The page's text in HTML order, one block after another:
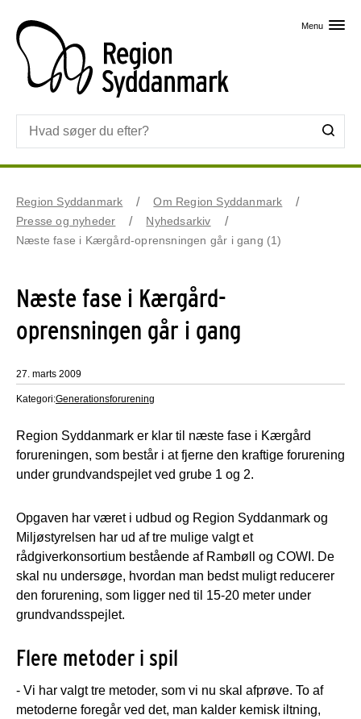
Menu
Region Syddanmark
Om Region Syddanmark
Presse og nyheder
Nyhedsarkiv
Næste fase i Kærgård-oprensningen går i gang (1)
Næste fase i Kærgård-
oprensningen går i gang
27. marts 2009
Kategori:Generationsforurening
Region Syddanmark er klar til næste fase i Kærgård
forureningen, som består i at fjerne den kraftige forurening
under grundvandspejlet ved grube 1 og 2.
Opgaven har været i udbud og Region Syddanmark og
Miljøstyrelsen har ud af tre mulige valgt et
rådgiverkonsortium bestående af Rambøll og COWI. De
skal nu undersøge, hvordan man bedst muligt reducerer
den forurening, som ligger ned til 15-20 meter under
grundvandsspejlet.
Flere metoder i spil
- Vi har valgt tre metoder, som vi nu skal afprøve. To af
metoderne foregår ved det, man kalder kemisk iltning,